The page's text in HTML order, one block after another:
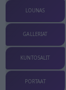
LOUNAS
GALLERIAT
KUNTOSALIT
PORTAAT